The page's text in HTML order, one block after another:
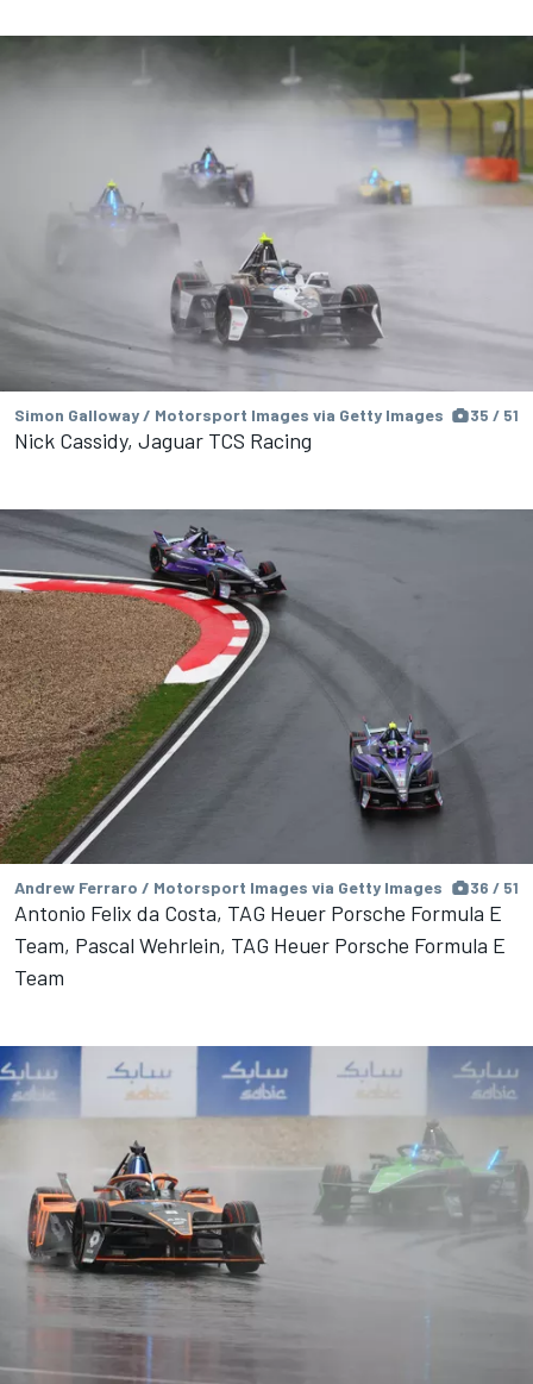
Simon Galloway / Motorsport Images via Getty Images 35 / 51
Nick Cassidy, Jaguar TCS Racing
Andrew Ferraro / Motorsport Images via Getty Images 36 / 51
Antonio Felix da Costa, TAG Heuer Porsche Formula E
Team, Pascal Wehrlein, TAG Heuer Porsche Formula E
Team